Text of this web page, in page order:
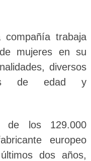
trabaja
mujeres en su
diversos
de edad y
de los 129.000
europeo
dos años,